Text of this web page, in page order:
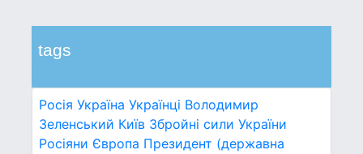
tags
Росія Україна Українці Володимир
Зеленський Київ Збройні сили України
Росіяни Європа Президент (державна